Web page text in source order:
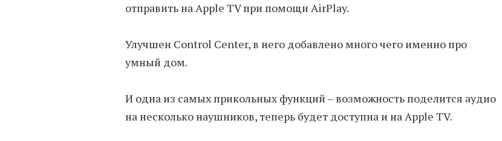
отправить на Apple TV при помощи AirPlay.
Улучшен Control Center, в него добавлено много чего именно про
умный дом.
И одна из самых прикольных функций – возможность поделится аудио
на несколько наушников, теперь будет доступна и на Apple TV.